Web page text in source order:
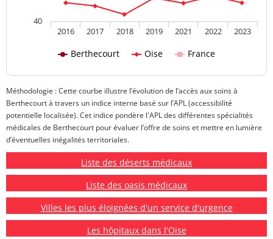
Berthecourt Oise France
2016 2017 2018 2019 2021 2022 2023
40
Méthodologie : Cette courbe illustre l’évolution de l’accès aux soins à
Berthecourt à travers un indice interne basé sur l’APL (accessibilité
potentielle localisée). Cet indice pondère l'APL des différentes spécialités
médicales de Berthecourt pour évaluer l’offre de soins et mettre en lumière
d’éventuelles inégalités territoriales.
Liste des déserts médicaux
Liste des oasis médicaux
Villes les plus éloignées d'un service d'urgence
Les hôpitaux dans l'Oise